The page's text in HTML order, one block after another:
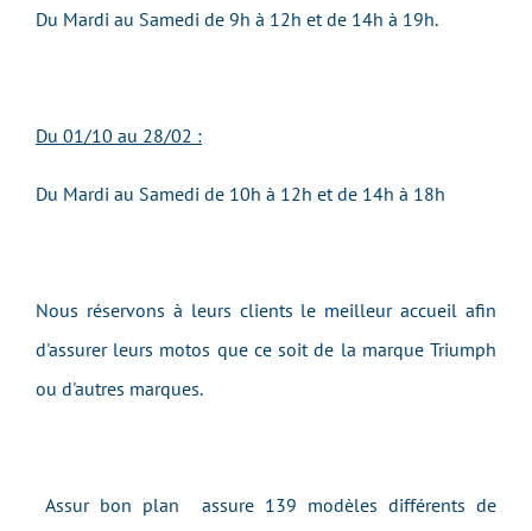
Du Mardi au Samedi de 9h à 12h et de 14h à 19h.
Du 01/10 au 28/02 :
Du Mardi au Samedi de 10h à 12h et de 14h à 18h
Nous réservons à leurs clients le meilleur accueil afin
d'assurer leurs motos que ce soit de la marque Triumph
ou d'autres marques.
Assur bon plan assure 139 modèles différents de